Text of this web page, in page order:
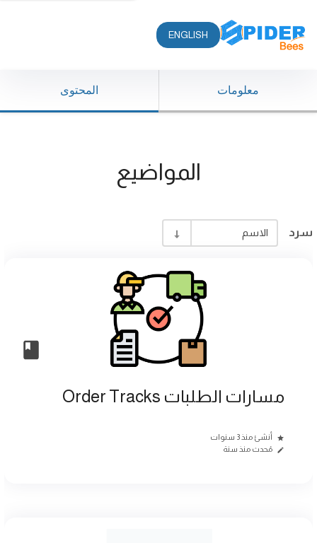
ENGLISH
معلومات المحتوى
المواضيع
سرد الاسم
مسارات الطلبات Order Tracks
أنشئ منذ 3 سنوات
مُحدث منذ سنة